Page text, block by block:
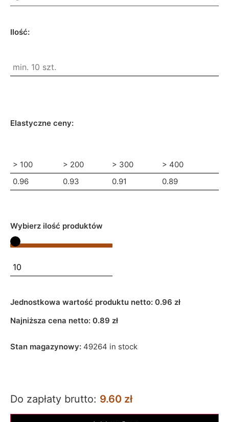
Ilość:
Elastyczne ceny:
> 100 > 200 > 300
> 400
0.96
0.93 0.91 0.89
Wybierz ilość produktów
Jednostkowa wartość produktu netto: 0.96 zł
Najniższa cena netto: 0.89 zł
Stan magazynowy: 49264 in stock
Do zapłaty brutto: 9.60 zł